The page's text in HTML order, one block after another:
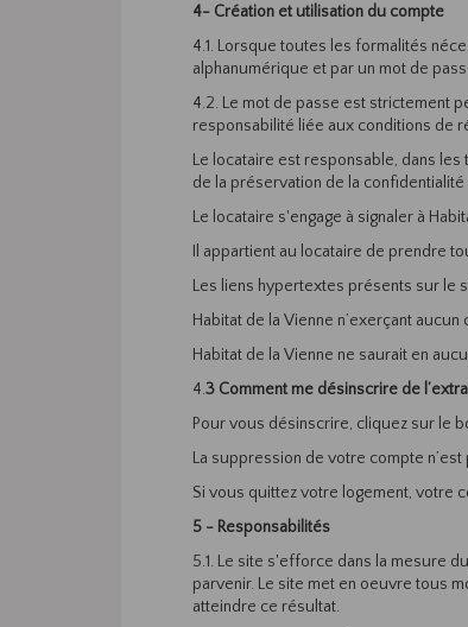
4- Création et utilisation du compte
4.1. Lorsque toutes les formalités
alphanumérique et par un mot de
4.2. Le mot de passe est strictement
responsabilité liée aux conditions de
Le locataire est responsable, dans
de la préservation de la
Le locataire s'engage à signaler à
Il appartient au locataire de prendre
Les liens hypertextes présents sur le
Habitat de la Vienne n’exerçant
Habitat de la Vienne ne saurait en
4.3 Comment me désinscrire de
Pour vous désinscrire, cliquez sur le
La suppression de votre compte
Si vous quittez votre logement, votre
5 - Responsabilités
5.1. Le site s'efforce dans la mesure
parvenir. Le site met en oeuvre tous
atteindre ce résultat.